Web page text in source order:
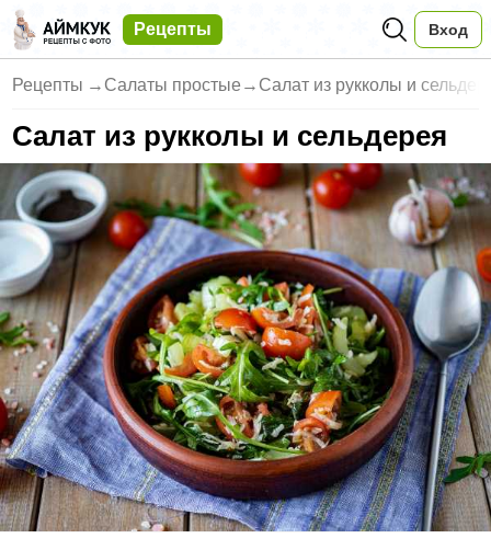
Рецепты Вход
Рецепты → Салаты простые → Салат из рукколы и
Салат из рукколы и сельдерея